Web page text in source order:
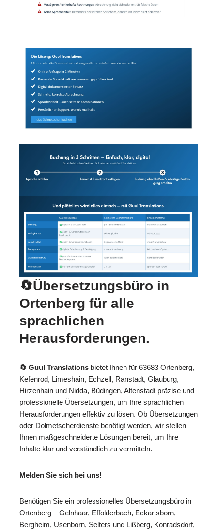
🔄Übersetzungsbüro in
Ortenberg für alle
sprachlichen
Herausforderungen.
🔄 Guul Translations bietet Ihnen für 63683 Ortenberg,
Kefenrod, Limeshain, Echzell, Ranstadt, Glauburg,
Hirzenhain und Nidda, Büdingen, Altenstadt präzise und
professionelle Übersetzungen, um Ihre sprachlichen
Herausforderungen effektiv zu lösen. Ob Übersetzungen
oder Dolmetscherdienste benötigt werden, wir stellen
Ihnen maßgeschneiderte Lösungen bereit, um Ihre
Inhalte klar und verständlich zu vermitteln.
Melden Sie sich bei uns!
Benötigen Sie ein professionelles Übersetzungsbüro in
Ortenberg – Gelnhaar, Effolderbach, Eckartsborn,
Bergheim, Usenborn, Selters und Lißberg, Konradsdorf,